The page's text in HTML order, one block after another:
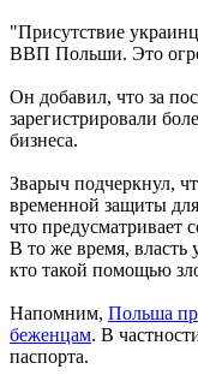
"Присутствие
ВВП Польши. Это
Он добавил, что за
зарегистрировали
бизнеса.
Зварыч подчеркнул,
временной защиты
что
В то же время, власть
кто такой помощью
Напомним, Польша
беженцам. В
паспорта.